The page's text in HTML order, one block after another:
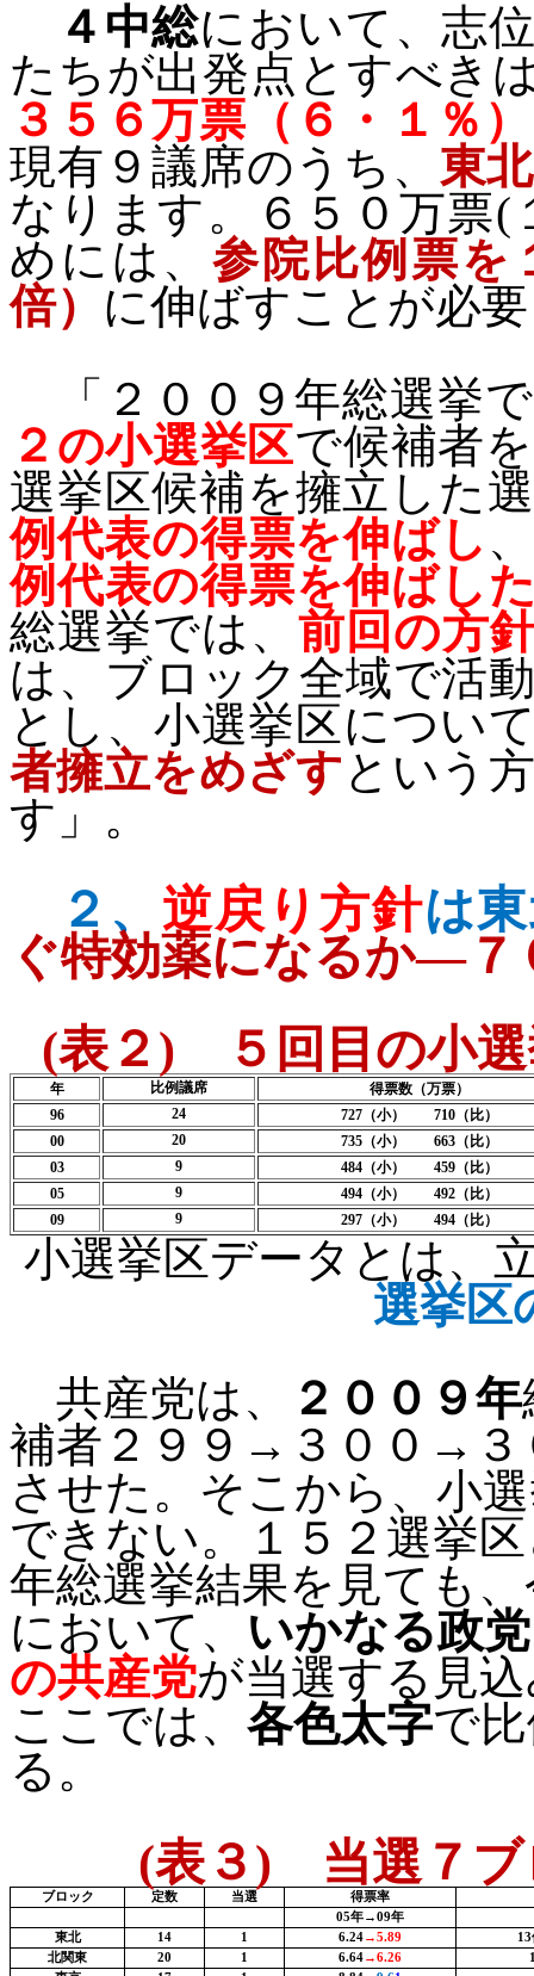
４中総において、志
たちが出発点とすべき
３５６万票（６・１％）
現有９議席のうち、 東
なります。６５０万票(
めには、参院比例票を
倍） に伸ばすことが必
「２００９年総選挙
２の小選挙区で候補者
選挙区候補を擁立した
例代表の得票を伸ばし
例代表の得票を伸ばし
総選挙では、 前回の方
は、ブロック全域で活
とし、小選挙区につい
者擁立をめざすという
す」。
２、 逆戻り方針は
ぐ特効薬になるか―７
(表２ ) ５回目の小選
年 比例議席
得票数（万票）
96
24 727 （小） 710 （比）
00
20 735 （小） 663 （比）
03
9 484 （小） 459 （比）
05
9 494 （小） 492 （比）
09
9 297 （小） 494 （比）
小選挙区データとは、
選挙区
共産党は、
２００９年
補者２９９→３００→
させた。そこから、小
できない。１５２選挙
年総選挙結果を見ても
において、 いかなる政党
の共産党が当選する見
ここでは、 各色太字で
る。
(表３) 当選７ブ
ブロック 定数 当選
得票率
05年→09年
東北
14 1 6.24→5.89 13
北関東
20 1 6.64→6.26